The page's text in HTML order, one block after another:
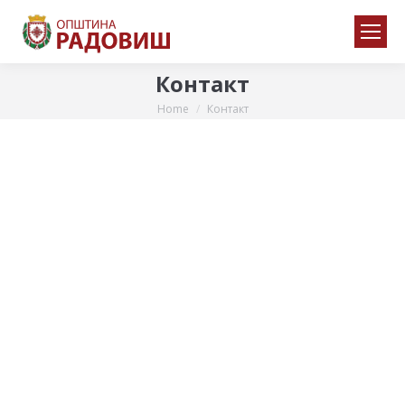
Контакт
You are here:
Home Контакт